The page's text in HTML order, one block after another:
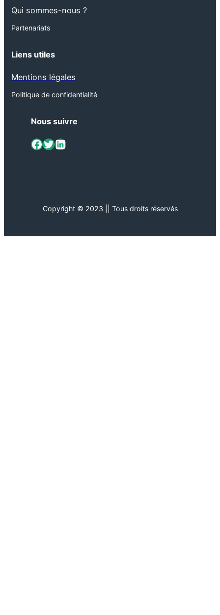
Qui sommes-nous ?
Partenariats
Liens utiles
Mentions légales
Politique de confidentialité
Nous suivre
ViaMétiers sur Facebook Twitter LinkedIn
Copyright © 2023 || Tous droits réservés